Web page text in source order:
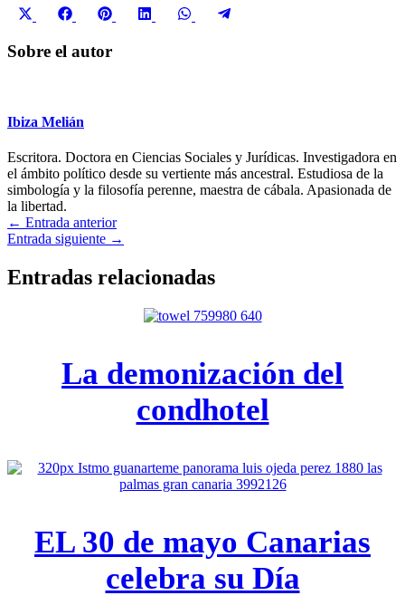
CompartirCompartir
FacebookCompartir
Pinterest Compartir
LinkedInCompartir
WhatsApp
Sobre el autor
Ibiza Melián
Escritora. Doctora en Ciencias Sociales y Jurídicas. Investigadora en
el ámbito político desde su vertiente más ancestral. Estudiosa de la
simbología y la filosofía perenne, maestra de cábala. Apasionada de
la libertad.
← Entrada anterior
Entrada siguiente →
Entradas relacionadas
La demonización del
condhotel
EL 30 de mayo Canarias
celebra su Día